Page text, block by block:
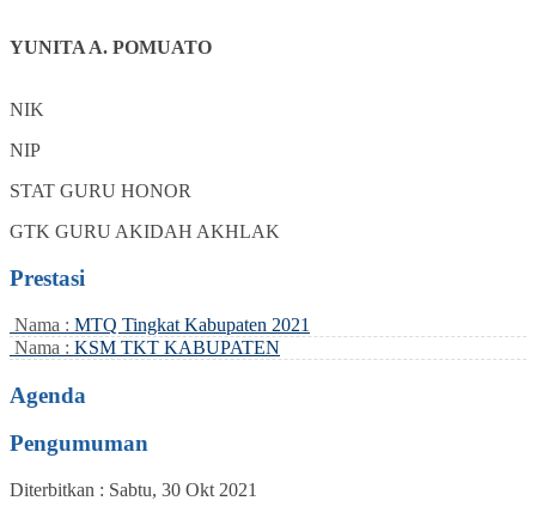
YUNITA A. POMUATO
NIK
NIP
STAT GURU HONOR
GTK GURU AKIDAH AKHLAK
Prestasi
Nama : MTQ Tingkat Kabupaten 2021
Nama : KSM TKT KABUPATEN
Agenda
Pengumuman
Diterbitkan : Sabtu, 30 Okt 2021